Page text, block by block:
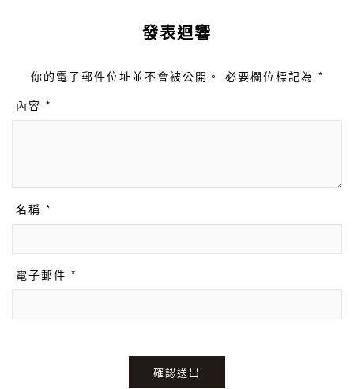
發表迴響
你的電子郵件位址並不會被公開。 必要欄位標記為 *
內容 *
名稱 *
電子郵件 *
確認送出